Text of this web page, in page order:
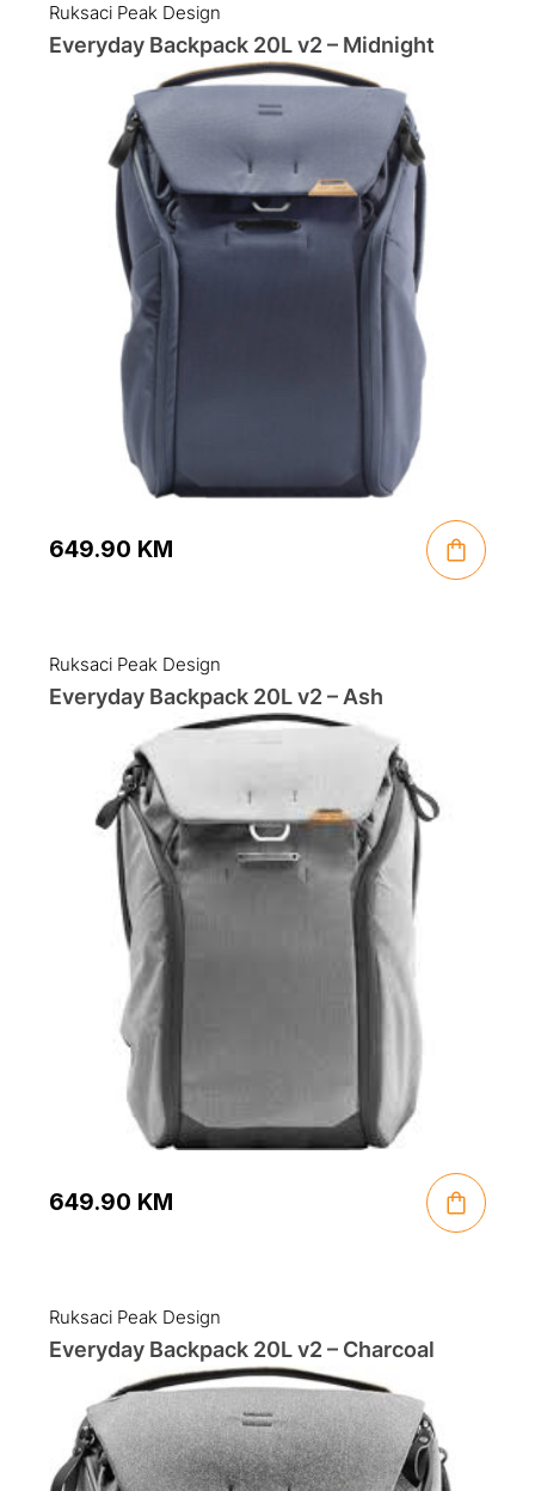
Ruksaci Peak Design
Everyday Backpack 20L v2 – Midnight
649.90 KM
Ruksaci Peak Design
Everyday Backpack 20L v2 – Ash
649.90 KM
Ruksaci Peak Design
Everyday Backpack 20L v2 – Charcoal